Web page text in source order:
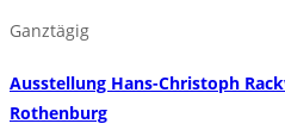
Ganztägig
Ausstellung Hans-Christoph
Rothenburg